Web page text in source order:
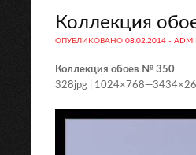
Коллекция
ОПУБЛИКОВАНО 08.02.2014 -
Коллекция обоев № 350
328jpg |